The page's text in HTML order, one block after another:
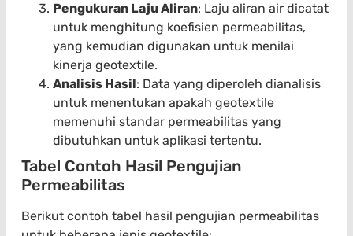
Pengukuran Laju Aliran: Laju aliran air dicatat
untuk menghitung koefisien permeabilitas,
yang kemudian digunakan untuk menilai
kinerja geotextile.
Analisis Hasil: Data yang diperoleh dianalisis
untuk menentukan apakah geotextile
memenuhi standar permeabilitas yang
dibutuhkan untuk aplikasi tertentu.
Tabel Contoh Hasil Pengujian
Permeabilitas
Berikut contoh tabel hasil pengujian permeabilitas